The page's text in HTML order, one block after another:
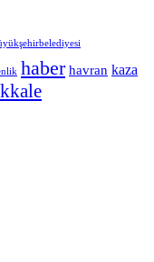
haber havran kaza